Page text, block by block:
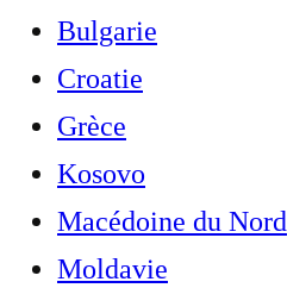
Bulgarie
Croatie
Grèce
Kosovo
Macédoine du Nord
Moldavie